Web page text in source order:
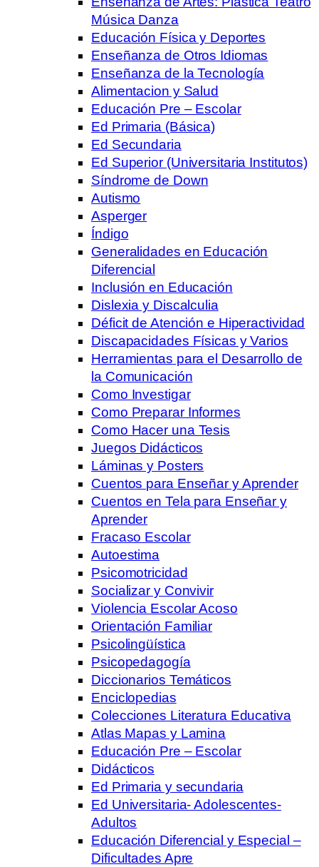
Música Danza
Educación Física y Deportes
Enseñanza de Otros Idiomas
Enseñanza de la Tecnología
Alimentacion y Salud
Educación Pre – Escolar
Ed Primaria (Básica)
Ed Secundaria
Ed Superior (Universitaria Institutos)
Síndrome de Down
Autismo
Asperger
Índigo
Generalidades en Educación
Diferencial
Inclusión en Educación
Dislexia y Discalculia
Déficit de Atención e Hiperactividad
Discapacidades Físicas y Varios
Herramientas para el Desarrollo de
la Comunicación
Como Investigar
Como Preparar Informes
Como Hacer una Tesis
Juegos Didácticos
Láminas y Posters
Cuentos para Enseñar y Aprender
Cuentos en Tela para Enseñar y
Aprender
Fracaso Escolar
Autoestima
Psicomotricidad
Socializar y Convivir
Violencia Escolar Acoso
Orientación Familiar
Psicolingüística
Psicopedagogía
Diccionarios Temáticos
Enciclopedias
Colecciones Literatura Educativa
Atlas Mapas y Lamina
Educación Pre – Escolar
Didácticos
Ed Primaria y secundaria
Ed Universitaria- Adolescentes-
Adultos
Educación Diferencial y Especial –
Dificultades Apre